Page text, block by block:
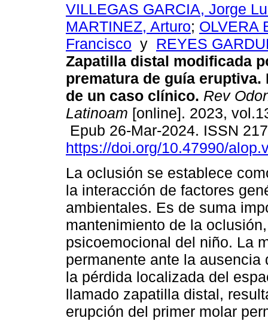
VILLEGAS GARCIA, Jorge
MARTINEZ, Arturo; OLVERA
Francisco y REYES
Zapatilla distal modificada
prematura de guía eruptiva.
de un caso clínico. Rev
Latinoam [online]. 2023,
Epub 26-Mar-2024. ISSN
https://doi.org/10.47990/
La oclusión se establece
la interacción de factores
ambientales. Es de suma
mantenimiento de la
psicoemocional del niño. La
permanente ante la
la pérdida localizada del
llamado zapatilla distal,
erupción del primer molar